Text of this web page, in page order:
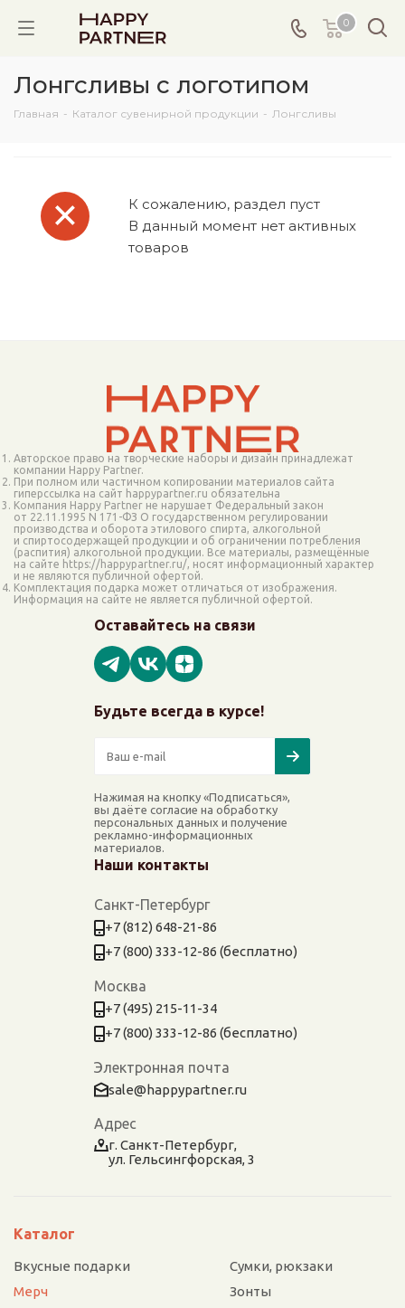
0
Лонгсливы с логотипом
Главная - Каталог сувенирной продукции - Лонгсливы
К сожалению, раздел пуст
В данный момент нет активных
товаров
Авторское право на творческие наборы и дизайн принадлежат
компании Happy Partner.
При полном или частичном копировании материалов сайта
гиперссылка на сайт happypartner.ru обязательна
Компания Happy Partner не нарушает Федеральный закон
от 22.11.1995 N 171-ФЗ О государственном регулировании
производства и оборота этилового спирта, алкогольной
и спиртосодержащей продукции и об ограничении потребления
(распития) алкогольной продукции. Все материалы, размещённые
на сайте https://happypartner.ru/, носят информационный характер
и не являются публичной офертой.
Комплектация подарка может отличаться от изображения.
Информация на сайте не является публичной офертой.
Оставайтесь на связи
Будьте всегда в курсе!
Нажимая на кнопку «Подписаться»,
вы даёте согласие на обработку
персональных данных и получение
рекламно-информационных
материалов.
Наши контакты
Санкт-Петербург
+7 (812) 648-21-86
+7 (800) 333-12-86 (бесплатно)
Москва
+7 (495) 215-11-34
+7 (800) 333-12-86 (бесплатно)
Электронная почта
sale@happypartner.ru
Адрес
г. Санкт-Петербург,
ул. Гельсингфорская, 3
Каталог
Вкусные подарки
Мерч
Сумки, рюкзаки
Зонты